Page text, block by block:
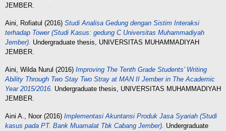
JEMBER.
Aini, Rofiatul (2016) Studi Analisa Gedung dengan Sistim Interaksi
terhadap Tower (Studi Kasus: gedung C Universitas Muhammadiyah
Jember). Undergraduate thesis, UNIVERSITAS MUHAMMADIYAH
JEMBER.
Aini, Wilda Nurul (2016) Improving The Tenth Grade Students’ Writing
Ability Through Two Stay Two Stray at MAN II Jember in The Academic
Year 2015/2016. Undergraduate thesis, UNIVERSITAS MUHAMMADIYAH
JEMBER.
Aini A., Noor(2016) Implementasi Akuntansi Produk Jasa Syariah (Studi
kasus pada PT. Bank Muamalat Tbk Cabang Jember). Undergraduate